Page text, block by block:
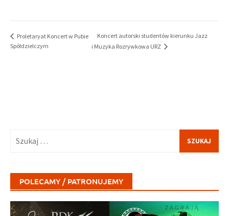
Proletaryat Koncert w Pubie
Spółdzielczym
Koncert autorski studentów kierunku Jazz
i Muzyka Rozrywkowa URZ
POLECAMY / PATRONUJEMY